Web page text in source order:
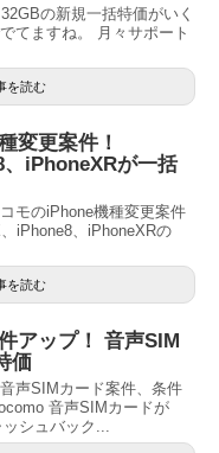
の新規一括特価がいく
てますね。 月々サポート
を読む
変更案件！
iPhoneXRが一括
モのiPhone機種変更案件
iPhone8、iPhoneXRの
を読む
アップ！ 音声SIM
価
声SIMカード案件、条件
音声SIMカードが
シュバック...